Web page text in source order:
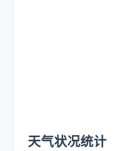
天气状况统计